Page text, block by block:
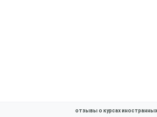
отзывы о курсах